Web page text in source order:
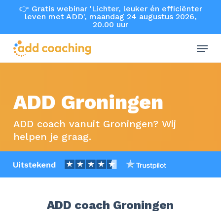
main
content
👉 Gratis webinar 'Lichter, leuker én efficiënter
leven met ADD', maandag 24 augustus 2026,
20.00 uur
Menu
ADD Groningen
ADD coach vanuit Groningen? Wij
helpen je graag.
ADD coach Groningen